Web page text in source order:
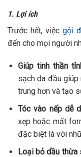
1. Lợi ích
Trước hết, việc gội
đến cho mọi người
Giúp tinh thần
sạch da đầu
trung hơn và tạo
Tóc vào nếp dễ
xẹp hoặc mất
đặc biệt là với
Loại bỏ dầu thừa